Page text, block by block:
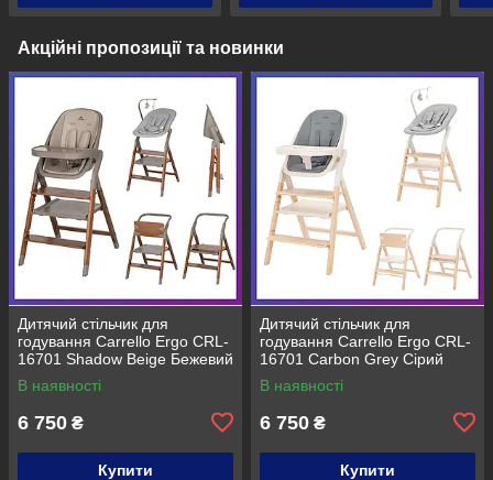
Акційні пропозиції та новинки
Дитячий стільчик для
годування Carrello Ergo CRL-
16701 Shadow Beige Бежевий
В наявності
6 750 ₴
Купити
Дитячий стільчик для
годування Carrello Ergo CRL-
16701 Carbon Grey Сірий
В наявності
6 750 ₴
Купити